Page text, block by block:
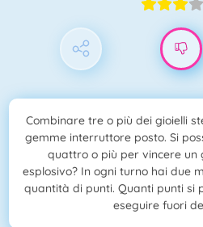
Combinare tre o più dei gioielli
gemme interruttore posto. Si
quattro o più per vincere un
esplosivo? In ogni turno hai due
quantità di punti. Quanti punti si
eseguire fuori